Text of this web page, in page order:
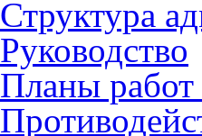
Структура
Руководство
Планы